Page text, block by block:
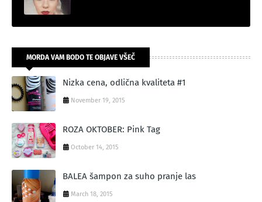
MORDA VAM BODO TE OBJAVE VŠEČ
Nizka cena, odlična kvaliteta #1
November 19, 2015
ROZA OKTOBER: Pink Tag
October 14, 2015
BALEA šampon za suho pranje las
March 18, 2015